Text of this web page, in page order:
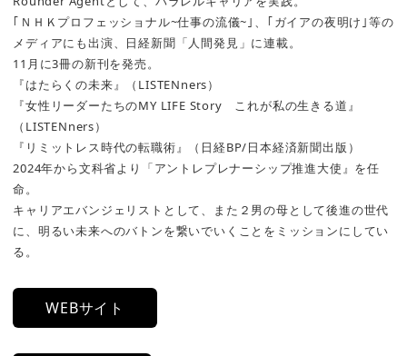
｢ＮＨＫプロフェッショナル~仕事の流儀~｣、｢ガイアの夜明け｣等の
メディアにも出演、日経新聞「人間発見」に連載。
11月に3冊の新刊を発売。
『はたらくの未来』（LISTENners）
『女性リーダーたちのMY LIFE Story これが私の生きる道』
（LISTENners）
『リミットレス時代の転職術』（日経BP/日本経済新聞出版）
2024年から文科省より「アントレプレナーシップ推進大使』を任
命。
キャリアエバンジェリストとして、また２男の母として後進の世代
に、明るい未来へのバトンを繋いでいくことをミッションにしてい
る。
WEBサイト